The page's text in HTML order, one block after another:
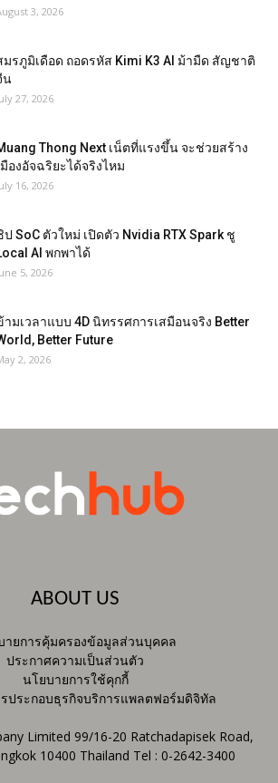
3, 2026
มรภูมิเดือด ถอดรหัส Kimi K3 AI ม้ามืด สัญชาติ
น
27, 2026
Thong Next เน็ตที่แรงขึ้น จะช่วยสร้าง
มืองอัจฉริยะได้จริงไหม
16, 2026
ป SoC ตัวใหม่ เปิดตัว Nvidia RTX Spark ชู
AI พกพาได้
5, 2026
ามเวลาแบบ 4D นิทรรศการเสมือนจริง Better
Better Future
2, 2026
ABOUT US
ายการคุ้มครองข้อมูลส่วนบุคคล
ประกาศความเป็นส่วนตัว
นโยบายการใช้คุกกี้
ประกอบธุรกิจบริการแพลตฟอร์มดิจิทัล
Limited 99/16-20 Ratchadapisek Road,
10400 Thailand Tel : 0-2642-3400